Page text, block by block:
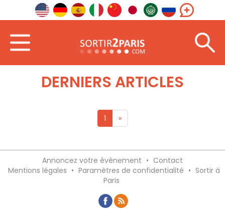
DERNIERS ARTICLES
1 »
Annoncez votre événement • Contact
Mentions légales • Paramètres de confidentialité • Sortir à
Paris